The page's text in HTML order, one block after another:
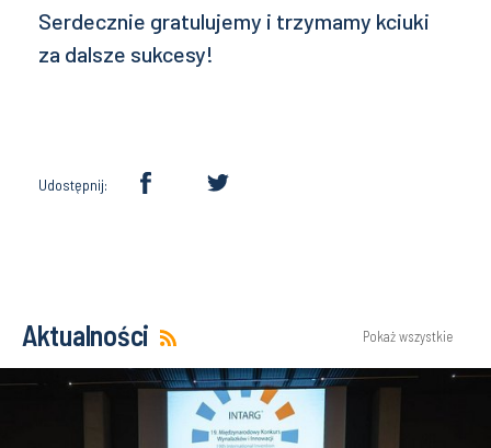
Serdecznie gratulujemy i trzymamy kciuki
za dalsze sukcesy!
Udostępnij:
Aktualności Pokaż wszystkie